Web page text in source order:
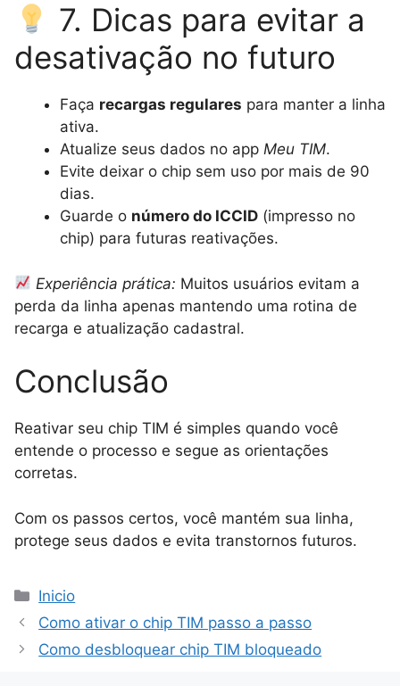
7. Dicas para evitar a
desativação no futuro
Faça recargas regulares para manter a linha
ativa.
Atualize seus dados no app Meu TIM.
Evite deixar o chip sem uso por mais de 90
dias.
Guarde o número do ICCID (impresso no
chip) para futuras reativações.
Experiência prática: Muitos usuários evitam a
perda da linha apenas mantendo uma rotina de
recarga e atualização cadastral.
Conclusão
Reativar seu chip TIM é simples quando você
entende o processo e segue as orientações
corretas.
Com os passos certos, você mantém sua linha,
protege seus dados e evita transtornos futuros.
Categorias
Inicio
Como ativar o chip TIM passo a passo
Como desbloquear chip TIM bloqueado